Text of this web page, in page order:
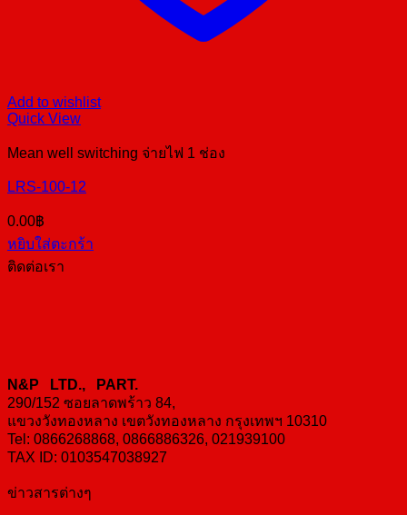
Add to wishlist
Quick View
Mean well switching จ่ายไฟ 1 ช่อง
LRS-100-12
0.00฿
หยิบใส่ตะกร้า
ติดต่อเรา
N&P LTD., PART.
290/152 ซอยลาดพร้าว 84,
แขวงวังทองหลาง เขตวังทองหลาง กรุงเทพฯ 10310
Tel: 0866268868, 0866886326, 021939100
TAX ID: 0103547038927
ข่าวสารต่างๆ